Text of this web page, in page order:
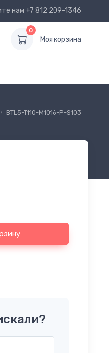
нам +7 812 209-1346
0
Моя корзина
BTL5-T110-M1016-P-S103